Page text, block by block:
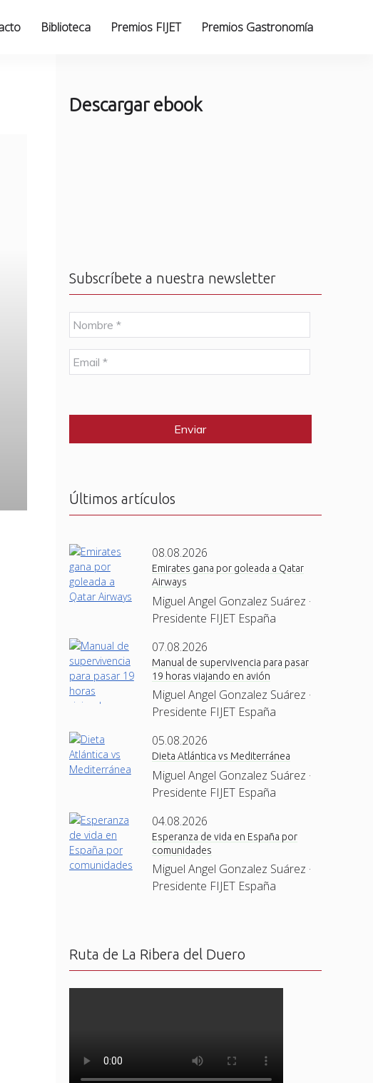
Biblioteca Premios FIJET Premios Gastronomía
Descargar ebook
Subscríbete a nuestra newsletter
N
o
m
b
r
E
m
l
Últimos artículos
08.08.2026
Emirates gana por goleada a Qatar
Airways
Miguel Angel Gonzalez Suárez ·
Presidente FIJET España
07.08.2026
Manual de supervivencia para pasar
19 horas viajando en avión
Miguel Angel Gonzalez Suárez ·
Presidente FIJET España
05.08.2026
Dieta Atlántica vs Mediterránea
Miguel Angel Gonzalez Suárez ·
Presidente FIJET España
04.08.2026
Esperanza de vida en España por
comunidades
Miguel Angel Gonzalez Suárez ·
Presidente FIJET España
Ruta de La Ribera del Duero